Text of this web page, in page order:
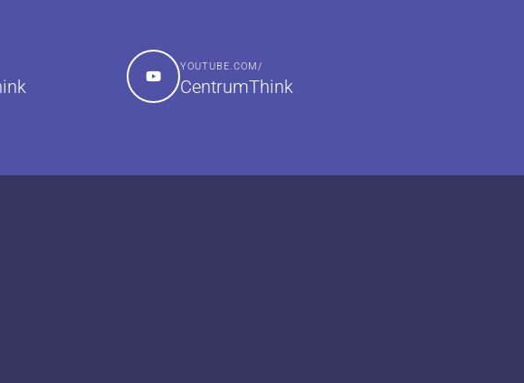
YOUTUBE.COM/
CentrumThink